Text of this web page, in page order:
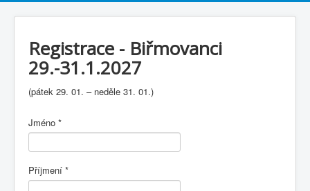
Registrace - Biřmovanci
29.-31.1.2027
(pátek 29. 01. – neděle 31. 01.)
Jméno *
Příjmení *